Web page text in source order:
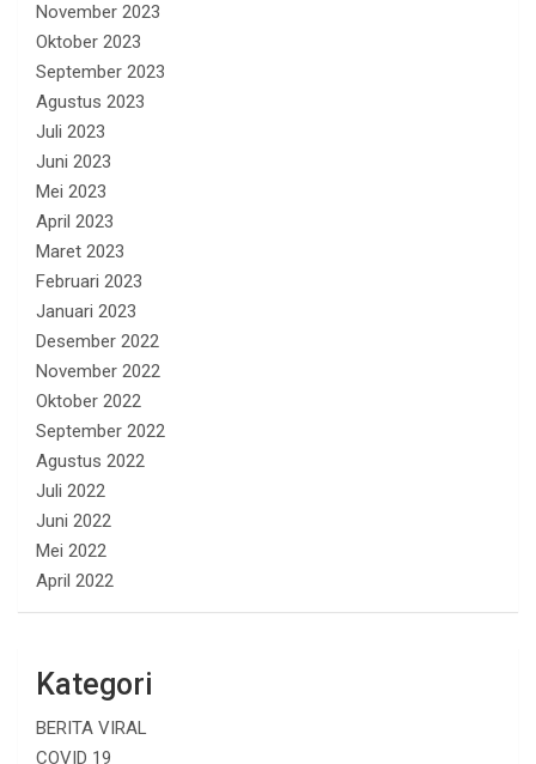
November 2023
Oktober 2023
September 2023
Agustus 2023
Juli 2023
Juni 2023
Mei 2023
April 2023
Maret 2023
Februari 2023
Januari 2023
Desember 2022
November 2022
Oktober 2022
September 2022
Agustus 2022
Juli 2022
Juni 2022
Mei 2022
April 2022
Kategori
BERITA VIRAL
COVID 19